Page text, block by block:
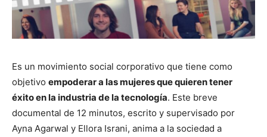
Es un movimiento social corporativo que tiene como
objetivo empoderar a las mujeres que quieren tener
éxito en la industria de la tecnología. Este breve
documental de 12 minutos, escrito y supervisado por
Ayna Agarwal y Ellora Israni, anima a la sociedad a